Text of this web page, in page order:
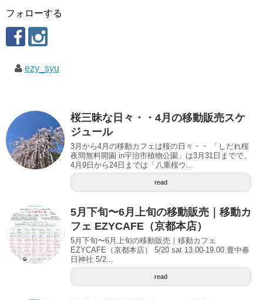
フォローする
ezy_syu
桜三昧な日々・・4月の移動販売スケ
ジュール
3月から4月の移動カフェは桜の日々・・ 「しだれ桜
夜間無料開園 in宇治市植物公園」は3月31日までで、
4月9日から24日までは「八重桜ウ...
read
5月下旬〜6月上旬の移動販売｜移動カ
フェ EZYCAFE（京都本店）
5月下旬〜6月上旬の移動販売｜移動カフェ
EZYCAFE（京都本店） 5/20 sat 13.00-19.00 豊中春
日神社 5/2...
read